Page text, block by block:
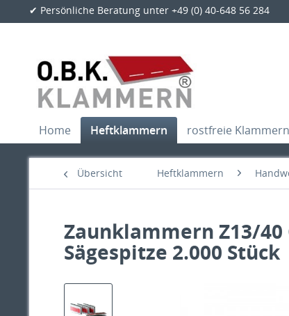
✔ Persönliche Beratung unter +49 (0) 40-648 56 284
Home Heftklammern rostfreie Klammern
Übersicht Heftklammern
Zaunklammern Z13/40
Sägespitze 2.000 Stück